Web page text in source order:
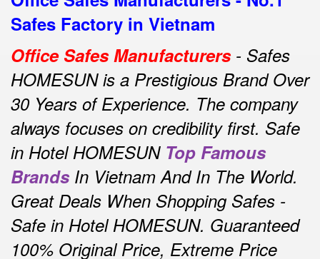
Safes Factory in Vietnam
Office Safes Manufacturers - Safes
HOMESUN is a Prestigious Brand Over
30 Years of Experience. The company
always focuses on credibility first. Safe
in Hotel HOMESUN Top Famous
Brands In Vietnam And In The World.
Great Deals When Shopping Safes -
Safe in Hotel HOMESUN. Guaranteed
100% Original Price, Extreme Price